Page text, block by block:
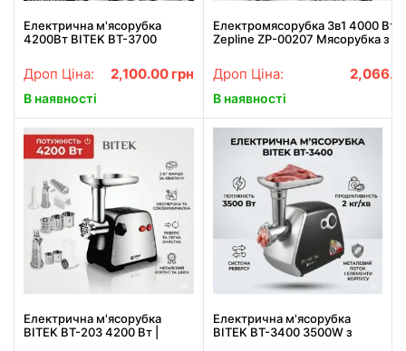
Електрична м'ясорубка
4200Вт BITEK BT-3700
Дроп Ціна: 2,100.00 грн
В наявності
Електромясорубка 3в1 4000 Вт
Zepline ZP-00207 Мясорубка з
для ковбаси
Дроп Ціна:
В наявності
Електрична м'ясорубка
BITEK BT-203 4200 Вт |
Електрична м'ясорубка
BITEK BT-3400 3500W з